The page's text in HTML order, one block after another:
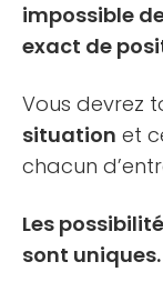
impossible
exact de
Vous devrez
situation et
chacun
Les
sont uniques.